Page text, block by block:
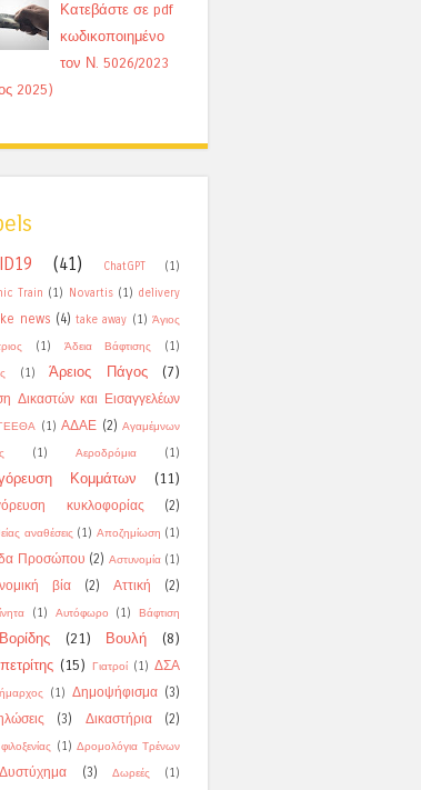
Κατεβάστε σε pdf
κωδικοποιημένο
τον Ν. 5026/2023
2025)
(41) ChatGPT
(1)
Train (1) Novartis (1) delivery
news (4) take away (1) Άγιος
(1) Άδεια Βάφτισης
(1)
(1) Άρειος Πάγος (7)
Δικαστών και Εισαγγελέων
(1) ΑΔΑΕ (2) Αγαμέμνων
(1) Αεροδρόμια (1)
Κομμάτων (11)
κυκλοφορίας (2)
αναθέσεις (1) Αποζημίωση (1)
Προσώπου (2) Αστυνομία (1)
βία (2) Αττική (2)
(1) Αυτόφωρο (1)
Βάφτιση
Βορίδης (21) Βουλή
(8)
(15) Γιατροί (1) ΔΣΑ
(1) Δημοψήφισμα (3)
(3) Δικαστήρια (2)
(1) Δρομολόγια Τρένων
Δυστύχημα (3) Δωρεές (1)